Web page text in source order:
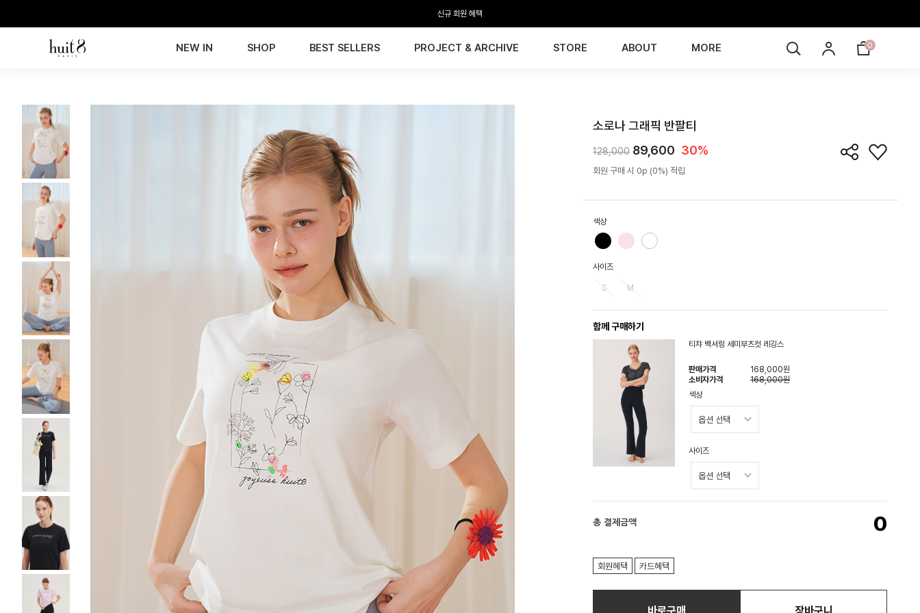
신규 회원 혜택
NEW IN SHOP BEST SELLERS PROJECT & ARCHIVE STORE ABOUT MORE 0
소로나 그래픽 반팔티
128,000 89,600 30%
회원 구매 시 0p (0%) 적립
색상
사이즈
S M
함께 구매하기
티챠 백셔링 세미부츠컷 레깅스
판매가격
168,000원
소비자가격
168,000원
색상
사이즈
총 결제금액 0
회원혜택 카드혜택